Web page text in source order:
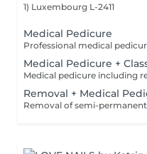
1) Luxembourg L-2411
Medical Pedicure
Medical Pedicure +
Removal + Medical